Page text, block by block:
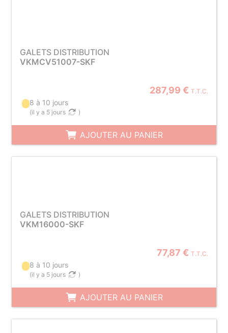
GALETS DISTRIBUTION
VKMCV51007-SKF
287,99 € T.T.C.
8 à 10 jours
(il y a 5 jours )
AJOUTER AU PANIER
GALETS DISTRIBUTION
VKM16000-SKF
77,87 € T.T.C.
8 à 10 jours
(il y a 5 jours )
AJOUTER AU PANIER